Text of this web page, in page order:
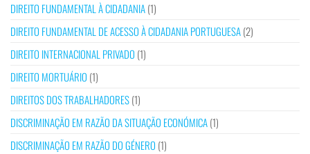
DIREITO FUNDAMENTAL À CIDADANIA(1)
DIREITO FUNDAMENTAL DE ACESSO À CIDADANIA PORTUGUESA(2)
DIREITO INTERNACIONAL PRIVADO (1)
DIREITO MORTUÁRIO (1)
DIREITOS DOS TRABALHADORES(1)
DISCRIMINAÇÃO EM RAZÃO DA SITUAÇÃO ECONÓMICA(1)
DISCRIMINAÇÃO EM RAZÃO DO GÉNERO (1)